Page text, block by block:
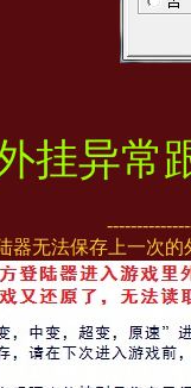
挂异常
器无法保存上一次